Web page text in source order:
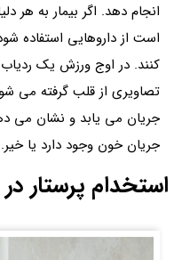
انجام دهد. اگر بیمار به هر
است از داروهایی استفاده
کنند. در اوج ورزش یک
تصاویری از قلب گرفته می
جریان می یابد و نشان می
جریان خون وجود دارد یا خیر.
استخدام پرستار